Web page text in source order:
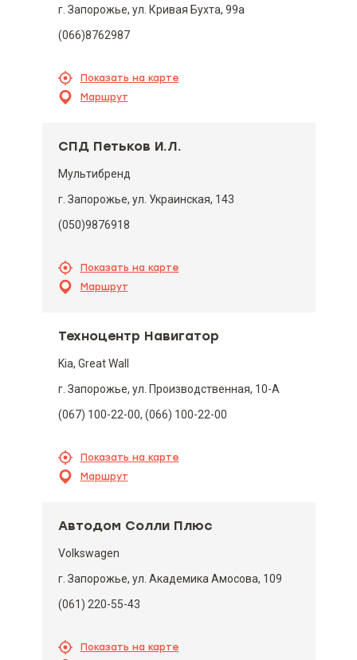
г. Запорожье, ул. Кривая Бухта, 99а
(066)8762987
Показать на карте
Маршрут
СПД Петьков И.Л.
Мультибренд
г. Запорожье, ул. Украинская, 143
(050)9876918
Показать на карте
Маршрут
Техноцентр Навигатор
Kia, Great Wall
г. Запорожье, ул. Производственная, 10-А
(067) 100-22-00, (066) 100-22-00
Показать на карте
Маршрут
Автодом Солли Плюс
Volkswagen
г. Запорожье, ул. Академика Амосова, 109
(061) 220-55-43
Показать на карте